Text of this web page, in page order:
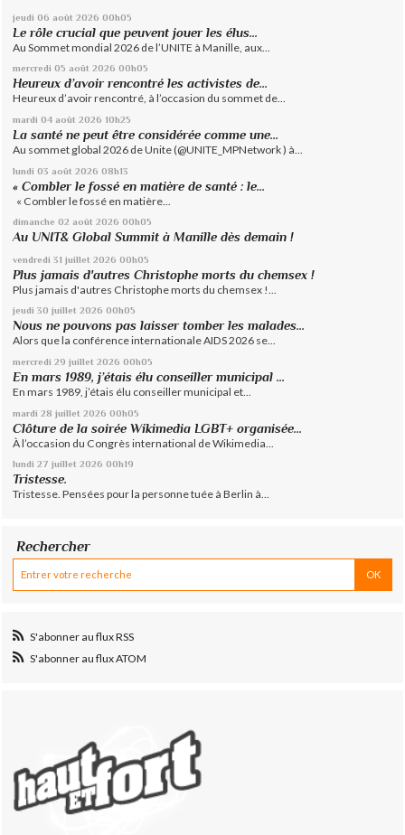
jeudi 06 août 2026 00h05
Le rôle crucial que peuvent jouer les élus...
Au Sommet mondial 2026 de l’UNITE à Manille, aux...
mercredi 05 août 2026 00h05
Heureux d’avoir rencontré les activistes de...
Heureux d’avoir rencontré, à l’occasion du sommet de...
mardi 04 août 2026 10h25
La santé ne peut être considérée comme une...
Au sommet global 2026 de Unite (@UNITE_MPNetwork ) à...
lundi 03 août 2026 08h13
« Combler le fossé en matière de santé : le...
« Combler le fossé en matière...
dimanche 02 août 2026 00h05
Au UNIT& Global Summit à Manille dès demain !
vendredi 31 juillet 2026 00h05
Plus jamais d'autres Christophe morts du chemsex !
Plus jamais d'autres Christophe morts du chemsex !...
jeudi 30 juillet 2026 00h05
Nous ne pouvons pas laisser tomber les malades...
Alors que la conférence internationale AIDS 2026 se...
mercredi 29 juillet 2026 00h05
En mars 1989, j’étais élu conseiller municipal ...
En mars 1989, j’étais élu conseiller municipal et...
mardi 28 juillet 2026 00h05
Clôture de la soirée Wikimedia LGBT+ organisée...
À l’occasion du Congrès international de Wikimedia...
lundi 27 juillet 2026 00h19
Tristesse.
Tristesse. Pensées pour la personne tuée à Berlin à...
Rechercher
S'abonner au flux RSS
S'abonner au flux ATOM